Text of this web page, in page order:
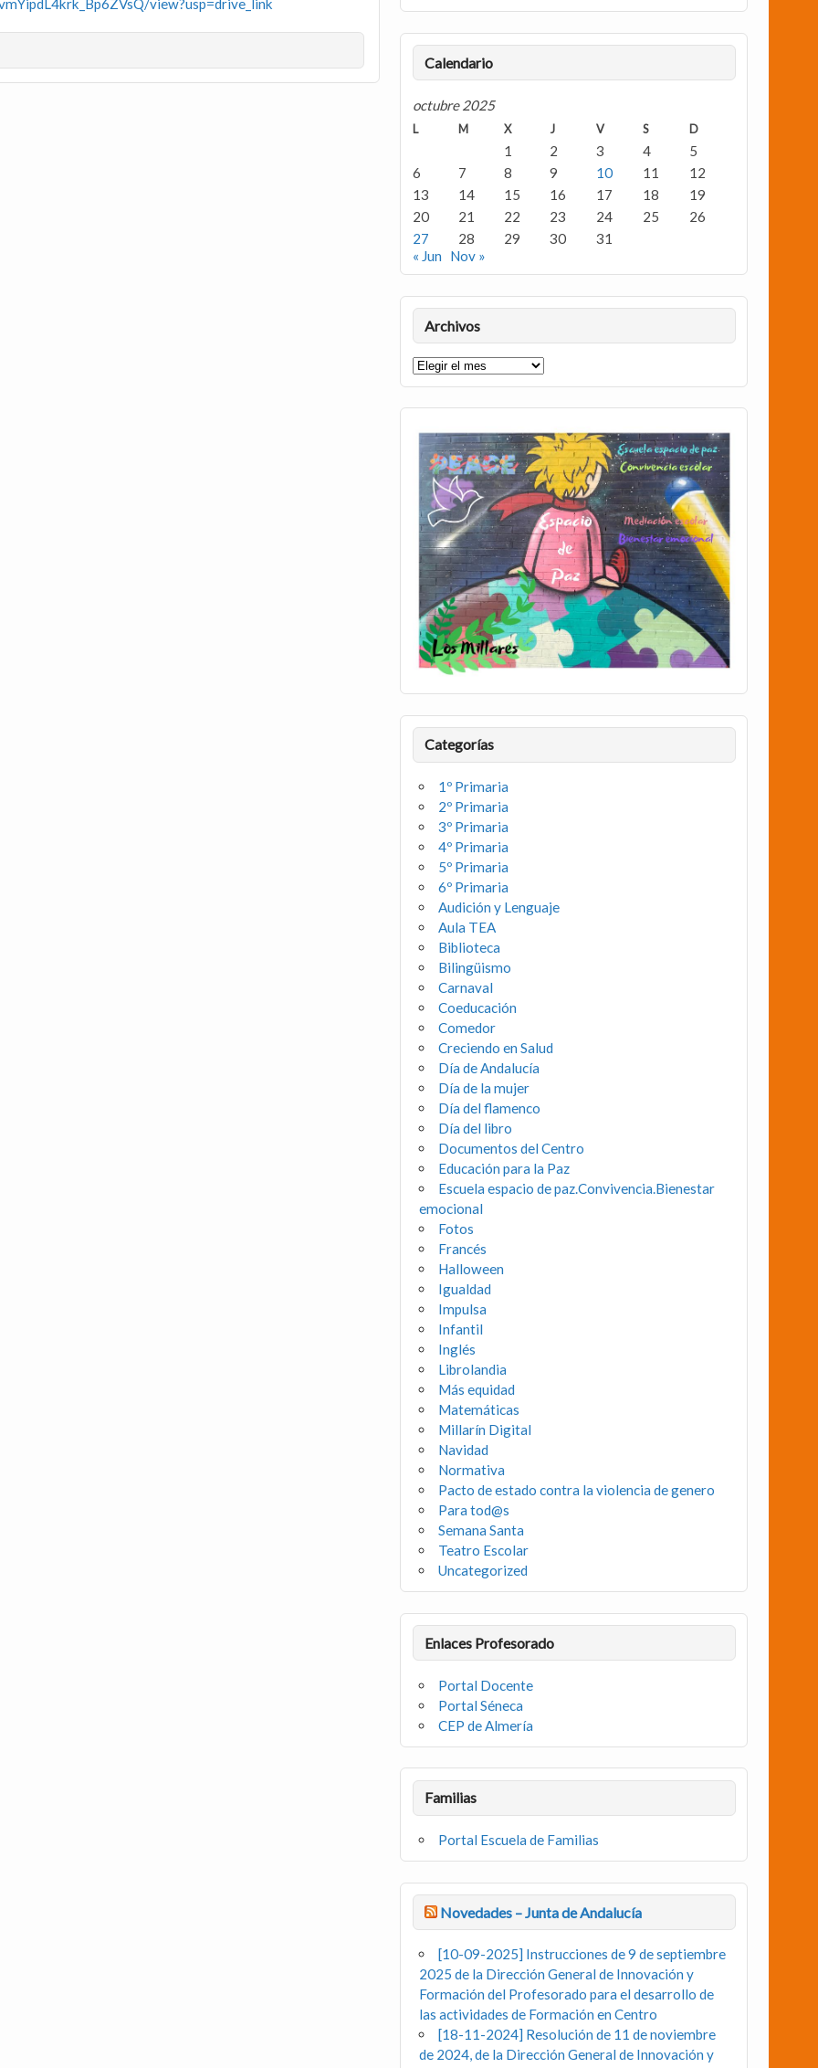
view?usp=drive_link
Calendario
octubre 2025
L M X J V S D
1 2 3 4
5
6
7 8 9 10 11
12
13
14 15 16 17 18
19
20
21 22 23 24 25
26
27
28 29 30
31
« Jun
Nov »
Archivos
Archivos
Categorías
1º Primaria
2º Primaria
3º Primaria
4º Primaria
5º Primaria
6º Primaria
Audición y Lenguaje
Aula TEA
Biblioteca
Bilingüismo
Carnaval
Coeducación
Comedor
Creciendo en Salud
Día de Andalucía
Día de la mujer
Día del flamenco
Día del libro
Documentos del Centro
Educación para la Paz
Escuela espacio de paz.Convivencia.Bienestar
emocional
Fotos
Francés
Halloween
Igualdad
Impulsa
Infantil
Inglés
Librolandia
Más equidad
Matemáticas
Millarín Digital
Navidad
Normativa
Pacto de estado contra la violencia de genero
Para tod@s
Semana Santa
Teatro Escolar
Uncategorized
Enlaces Profesorado
Portal Docente
Portal Séneca
CEP de Almería
Familias
Portal Escuela de Familias
Novedades – Junta de Andalucía
[10-09-2025] Instrucciones de 9 de septiembre
2025 de la Dirección General de Innovación y
Formación del Profesorado para el desarrollo de
las actividades de Formación en Centro
[18-11-2024] Resolución de 11 de noviembre
de 2024, de la Dirección General de Innovación y